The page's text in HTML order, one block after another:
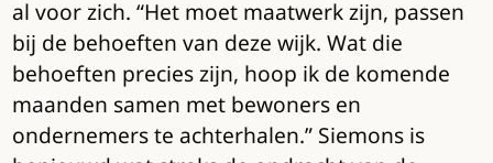
al voor zich. “Het moet maatwerk zijn, passen
bij de behoeften van deze wijk. Wat die
behoeften precies zijn, hoop ik de komende
maanden samen met bewoners en
ondernemers te achterhalen.” Siemons is